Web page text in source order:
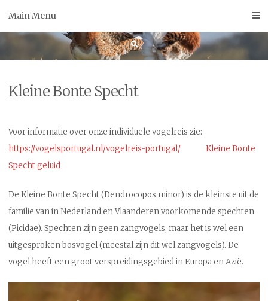
Main Menu
Kleine Bonte Specht
Voor informatie over onze individuele vogelreis zie:
https://vogelsportugal.nl/vogelreis-portugal/
Kleine Bonte
Specht geluid
De Kleine Bonte Specht (Dendrocopos minor) is de kleinste uit de
familie van in Nederland en Vlaanderen voorkomende spechten
(Picidae). Spechten zijn geen zangvogels, maar het is wel een
uitgesproken bosvogel (meestal zijn dit wel zangvogels). De
vogel heeft een groot verspreidingsgebied in Europa en Azië.